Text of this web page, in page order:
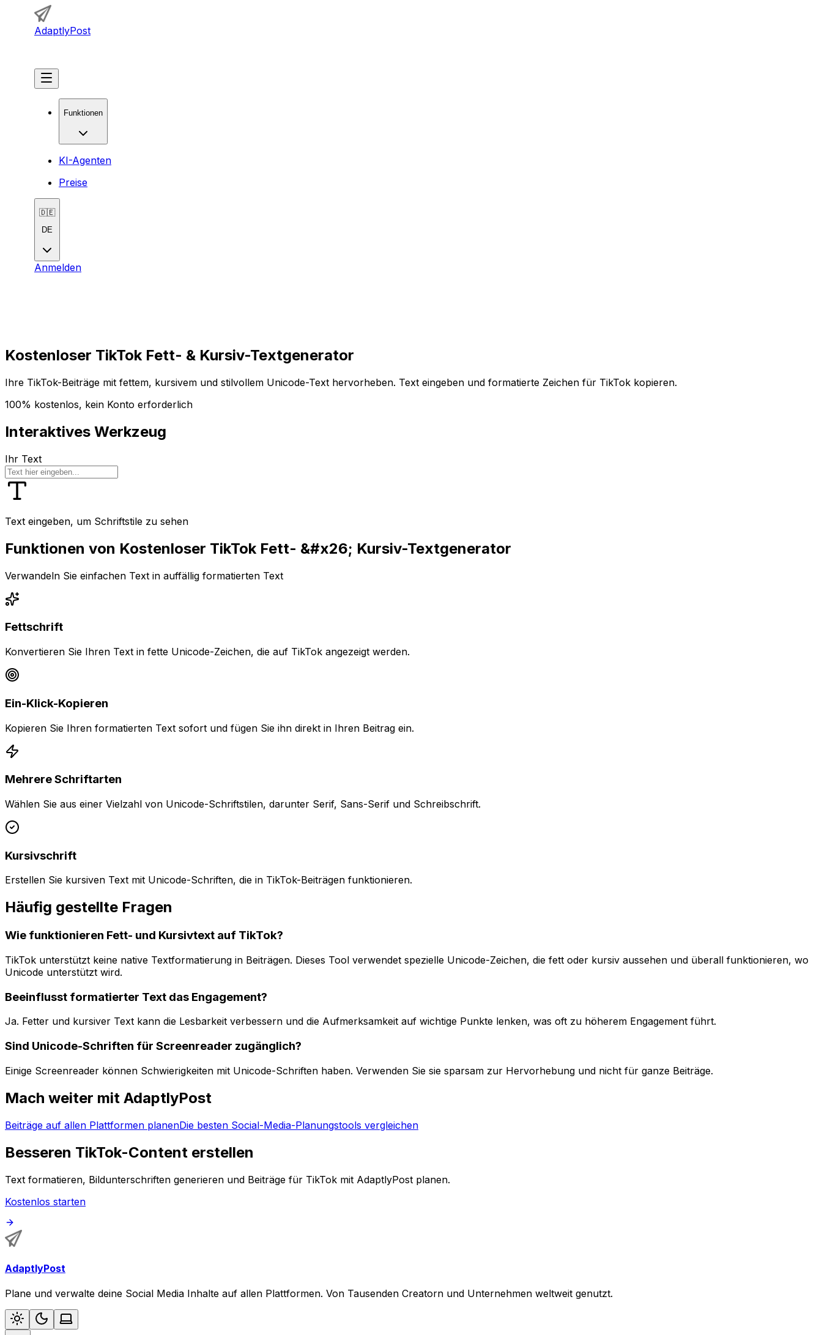
AdaptlyPost
Funktionen
KI-Agenten
Preise
🇩🇪
DE
Anmelden
Kostenloser TikTok Fett- & Kursiv-Textgenerator
Ihre TikTok-Beiträge mit fettem, kursivem und stilvollem Unicode-Text hervorheben. Text eingeben und formatierte Zeichen für TikTok kopieren.
100% kostenlos, kein Konto erforderlich
Interaktives Werkzeug
Ihr Text
Text eingeben, um Schriftstile zu sehen
Funktionen von Kostenloser TikTok Fett- &#x26; Kursiv-Textgenerator
Verwandeln Sie einfachen Text in auffällig formatierten Text
Fettschrift
Konvertieren Sie Ihren Text in fette Unicode-Zeichen, die auf TikTok angezeigt werden.
Ein-Klick-Kopieren
Kopieren Sie Ihren formatierten Text sofort und fügen Sie ihn direkt in Ihren Beitrag ein.
Mehrere Schriftarten
Wählen Sie aus einer Vielzahl von Unicode-Schriftstilen, darunter Serif, Sans-Serif und Schreibschrift.
Kursivschrift
Erstellen Sie kursiven Text mit Unicode-Schriften, die in TikTok-Beiträgen funktionieren.
Häufig gestellte Fragen
Wie funktionieren Fett- und Kursivtext auf TikTok?
TikTok unterstützt keine native Textformatierung in Beiträgen. Dieses Tool verwendet spezielle Unicode-Zeichen, die fett oder kursiv aussehen und überall funktionieren, wo
Unicode unterstützt wird.
Beeinflusst formatierter Text das Engagement?
Ja. Fetter und kursiver Text kann die Lesbarkeit verbessern und die Aufmerksamkeit auf wichtige Punkte lenken, was oft zu höherem Engagement führt.
Sind Unicode-Schriften für Screenreader zugänglich?
Einige Screenreader können Schwierigkeiten mit Unicode-Schriften haben. Verwenden Sie sie sparsam zur Hervorhebung und nicht für ganze Beiträge.
Mach weiter mit AdaptlyPost
Beiträge auf allen Plattformen planenDie besten Social-Media-Planungstools vergleichen
Besseren TikTok-Content erstellen
Text formatieren, Bildunterschriften generieren und Beiträge für TikTok mit AdaptlyPost planen.
Kostenlos starten
AdaptlyPost
Plane und verwalte deine Social Media Inhalte auf allen Plattformen. Von Tausenden Creatorn und Unternehmen weltweit genutzt.